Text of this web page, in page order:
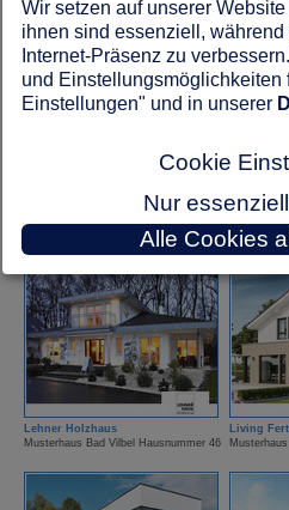
HUF Haus
Musterhaus Bad Vilbel Hausnummer 18
Kampa
Lechner
Lehner Holzhaus
Musterhaus Bad Vilbel Hausnummer 46
Living
Wir setzen auf unserer
ihnen sind essenziell,
Internet-Präsenz zu
und
Einstellungen" und in unserer
Cookie
Nur
Alle Cookies